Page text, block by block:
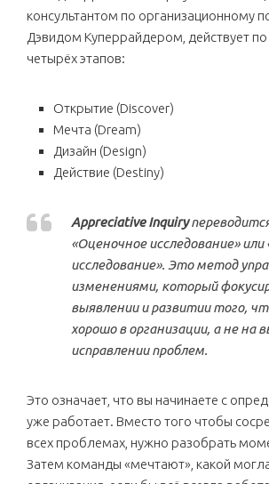
консультантом по организационному
Дэвидом Куперрайдером, действует по
четырёх этапов:
Открытие (Discover)
Мечта (Dream)
Дизайн (Design)
Действие (Destiny)
Appreciative Inquiry
«Оценочное исследование»
исследование». Это метод
изменениями, который
выявлении и развитии того,
хорошо в организации, а не на
исправлении проблем.
Это означает, что вы начинаете с
уже работает. Вместо того чтобы
всех проблемах, нужно разобрать
Затем команды «мечтают», какой